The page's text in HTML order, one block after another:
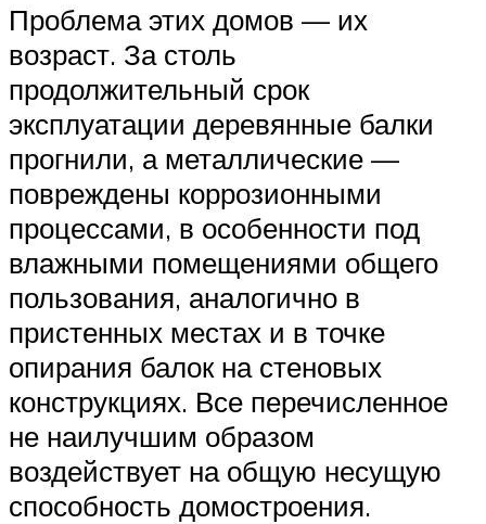
Проблема этих домов — их
возраст. За столь
продолжительный срок
эксплуатации деревянные балки
прогнили, а металлические —
повреждены коррозионными
процессами, в особенности под
влажными помещениями общего
пользования, аналогично в
пристенных местах и в точке
опирания балок на стеновых
конструкциях. Все перечисленное
не наилучшим образом
воздействует на общую несущую
способность домостроения.